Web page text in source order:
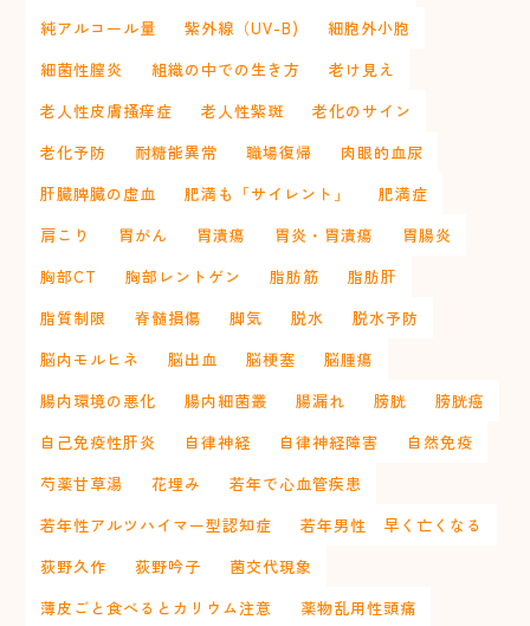
純アルコール量
紫外線（UV-B)
細胞外小胞
細菌性膣炎
組織の中での生き方
老け見え
老人性皮膚掻痒症
老人性紫斑
老化のサイン
老化予防
耐糖能異常 職場復帰
肉眼的血尿
肝臓脾臓の虚血
肥満も「サイレント」
肥満症
肩こり
胃がん 胃潰瘍 胃炎・胃潰瘍
胃腸炎
胸部CT
胸部レントゲン 脂肪筋
脂肪肝
脂質制限
脊髄損傷 脚気 脱水
脱水予防
脳内モルヒネ
脳出血 脳梗塞
脳腫瘍
腸内環境の悪化
腸内細菌叢 腸漏れ 膀胱
膀胱癌
自己免疫性肝炎
自律神経 自律神経障害
自然免疫
芍薬甘草湯
花埋み
若年で心血管疾患
若年性アルツハイマー型認知症
若年男性 早く亡くなる
荻野久作
荻野吟子
菌交代現象
薄皮ごと食べるとカリウム注意
薬物乱用性頭痛